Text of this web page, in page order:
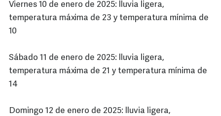
Viernes 10 de enero de 2025: lluvia ligera,
temperatura máxima de 23 y temperatura mínima de
10
Sábado 11 de enero de 2025: lluvia ligera,
temperatura máxima de 21 y temperatura mínima de
14
Domingo 12 de enero de 2025: lluvia ligera,